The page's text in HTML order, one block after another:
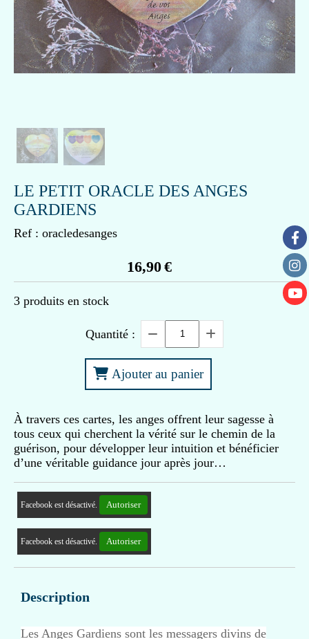
LE PETIT ORACLE DES ANGES
GARDIENS
Ref : oracledesanges
16,90€
3 produits en stock
Quantité :
Ajouter au panier
À travers ces cartes, les anges offrent leur sagesse à
tous ceux qui cherchent la vérité sur le chemin de la
guérison, pour développer leur intuition et bénéficier
d’une véritable guidance jour après jour…
Facebook est désactivé. Autoriser
Facebook est désactivé. Autoriser
Description
Les Anges Gardiens sont les messagers divins de